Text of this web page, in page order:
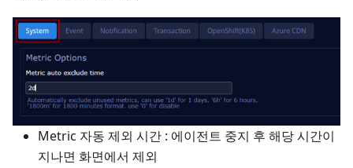
Metric 자동 제외 시간 : 에이전트 중지 후 해당 시간이
지나면 화면에서 제외